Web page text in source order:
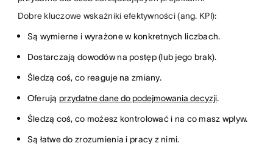
Dobre kluczowe wskaźniki efektywności (ang. KPI):
Są wymierne i wyrażone w konkretnych liczbach.
Dostarczają dowodów na postęp (lub jego brak).
Śledzą coś, co reaguje na zmiany.
Oferują przydatne dane do podejmowania decyzji.
Śledzą coś, co możesz kontrolować i na co masz wpływ.
Są łatwe do zrozumienia i pracy z nimi.